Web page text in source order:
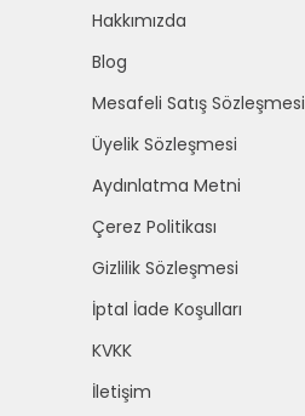
Hakkımızda
Blog
Mesafeli Satış Sözleşmesi
Üyelik Sözleşmesi
Aydınlatma Metni
Çerez Politikası
Gizlilik Sözleşmesi
İptal İade Koşulları
KVKK
İletişim